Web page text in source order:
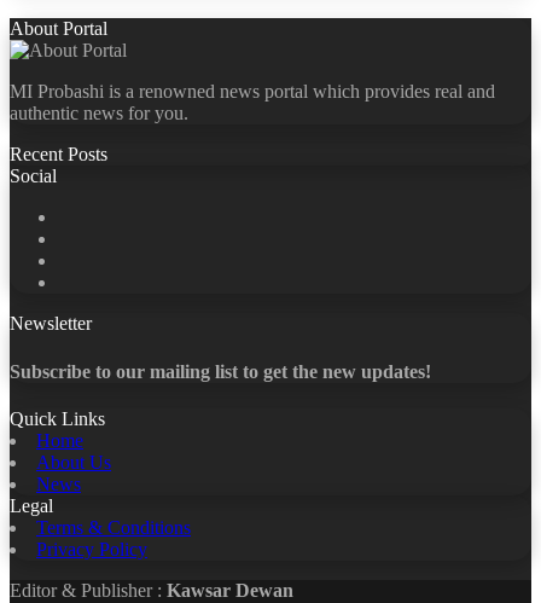
About Portal
MI Probashi is a renowned news portal which provides real and
authentic news for you.
Recent Posts
Social
Newsletter
Subscribe to our mailing list to get the new updates!
Quick Links
Home
About Us
News
Legal
Terms & Conditions
Privacy Policy
Editor & Publisher : Kawsar Dewan